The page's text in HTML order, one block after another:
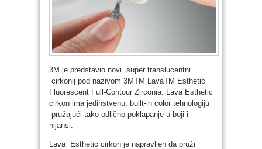
3M je predstavio novi super translucentni
cirkonij pod nazivom 3MTM LavaTM Esthetic
Fluorescent Full-Contour Zirconia. Lava Esthetic
cirkon ima jedinstvenu, built-in color tehnologiju
pružajući tako odlično poklapanje u boji i
nijansi.
Lava Esthetic cirkon je napravljen da pruži